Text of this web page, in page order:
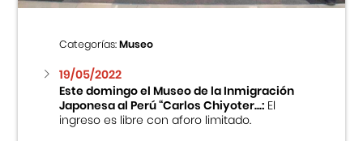
Categorías:Museo
19/05/2022
Este domingo el Museo de la Inmigración
Japonesa al Perú “Carlos Chiyoter...:El
ingreso es libre con aforo limitado.